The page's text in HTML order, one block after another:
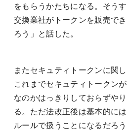
をもらうかたちになる。そう
交換業社がトークンを販売で
ろう」と話した。
またセキュティトークンに関
これまでセキュティトークン
なのかはっきりしておらずや
る。ただ法改正後は基本的に
ルールで扱うことになるだろ